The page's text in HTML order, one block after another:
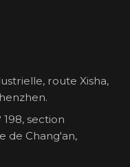
route Xisha,
section
de Chang'an,